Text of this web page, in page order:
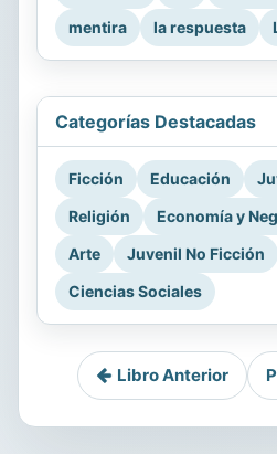
mentira
la respuesta
Categorías Destacadas
Ficción Educación
Religión
Economía y
Arte
Juvenil No Ficción
Ciencias Sociales
Libro Anterior